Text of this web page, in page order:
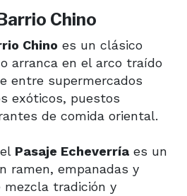
Chino
Chino es un clásico
arranca en el arco traído
entre supermercados
exóticos, puestos
de comida oriental.
Pasaje Echeverría es un
ramen, empanadas y
mezcla tradición y